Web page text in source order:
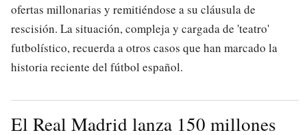
ofertas millonarias y remitiéndose a su cláusula de
rescisión. La situación, compleja y cargada de 'teatro'
futbolístico, recuerda a otros casos que han marcado la
historia reciente del fútbol español.
El Real Madrid lanza 150 millones